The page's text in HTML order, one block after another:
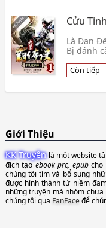
Cửu
Là Đan
Bị đánh
theo
Còn tiếp
Giới Thiệu
KK Truyệnlà một website
đích tạoebook prc, epubcho
chúng tôi tìm và bổ sung
được hình thành từ niềm
những truyện mà nhóm chưa
chúng tôi qua FanFaceđể